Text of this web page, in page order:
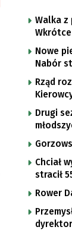
Walka z
Gorzowa
Nowe
Nabór
Rząd
Drugi
Chciał
stracił
Rower